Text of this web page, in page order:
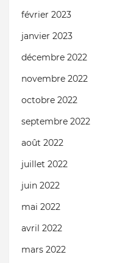
février 2023
janvier 2023
décembre 2022
novembre 2022
octobre 2022
septembre 2022
août 2022
juillet 2022
juin 2022
mai 2022
avril 2022
mars 2022